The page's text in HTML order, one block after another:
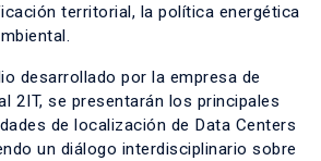
territorial, la política energética
desarrollado por la empresa de
2IT, se presentarán los principales
de localización de Data Centers
un diálogo interdisciplinario sobre